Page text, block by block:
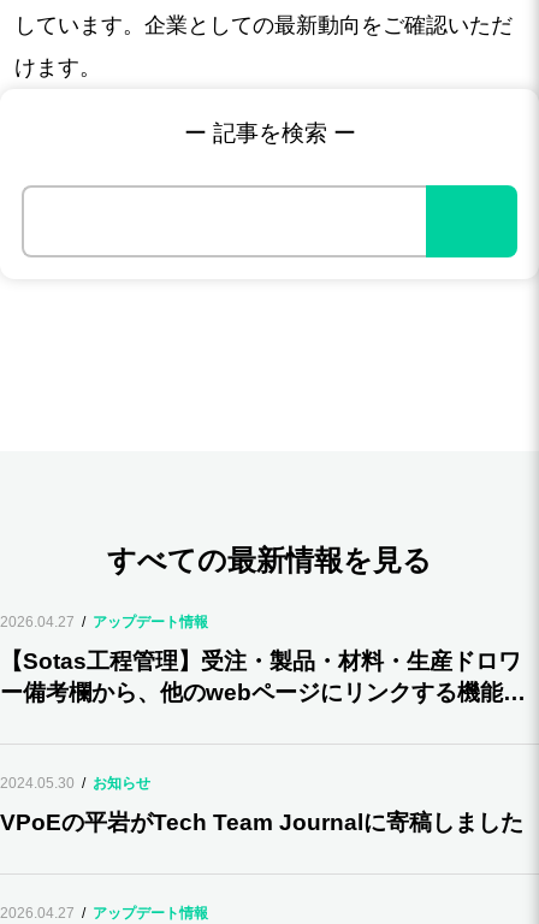
しています。企業としての最新動向をご確認いただ
けます。
すべての最新情報を見る
2026.04.27 アップデート情報
【Sotas工程管理】受注・製品・材料・生産ドロワ
ー備考欄から、他のwebページにリンクする機能を
2024.05.30 お知らせ
VPoEの平岩がTech Team Journalに寄稿しました
2026.04.27 アップデート情報